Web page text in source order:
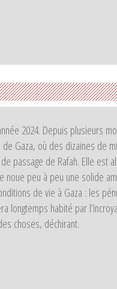
2024. Depuis plusieurs
Gaza, où des dizaines de
passage de Rafah. Elle est
noue peu à peu une solide
de vie à Gaza : les
longtemps habité par
choses, déchirant.